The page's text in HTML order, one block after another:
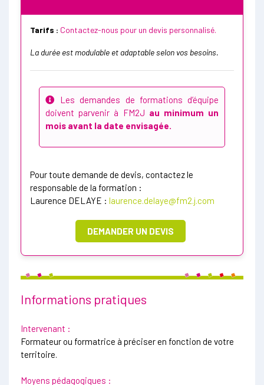
Tarifs : Contactez-nous pour un devis personnalisé.
La durée est modulable et adaptable selon vos besoins.
Les demandes de formations d’équipe
doivent parvenir à FM2J au minimum un
mois avant la date envisagée.
Pour toute demande de devis, contactez le
responsable de la formation :
Laurence DELAYE : laurence.delaye@fm2.j.com
DEMANDER UN DEVIS
Informations pratiques
Intervenant :
Formateur ou formatrice à préciser en fonction de votre
territoire.
Moyens pédagogiques :